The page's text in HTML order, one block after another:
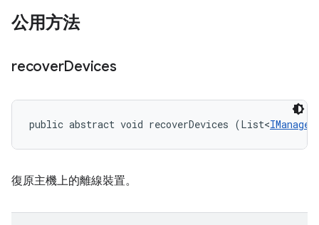
公用方法
recoverDevices
public abstract void recoverDevices (List<
復原主機上的離線裝置。